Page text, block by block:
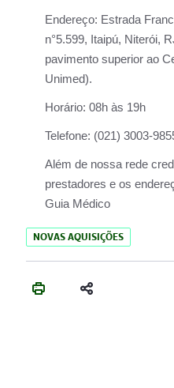
Endereço: Estrada
n°5.599, Itaipú, Niterói,
pavimento superior ao
Unimed).
Horário: 08h às 19h
Telefone: (021) 3003-
Além de nossa rede
prestadores e os
Guia Médico
NOVAS AQUISIÇÕES